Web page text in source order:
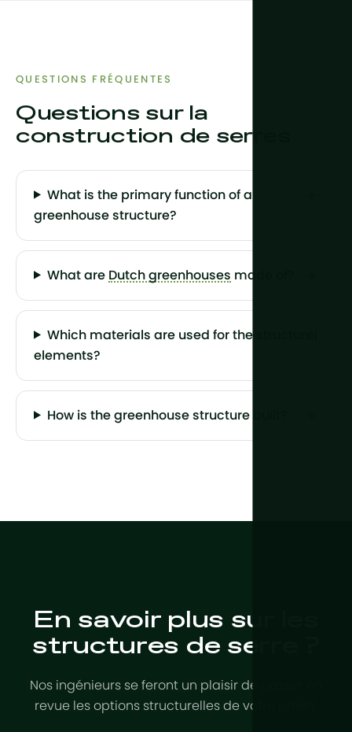
QUESTIONS FRÉQUENTES
Questions sur la
construction de serres
What is the primary function of a
greenhouse structure?
What are Dutch greenhouses made of?
Which materials are used for the structural
elements?
How is the greenhouse structure built?
En savoir plus sur les
structures de serre ?
Nos ingénieurs se feront un plaisir de passer en
revue les options structurelles de votre projet.